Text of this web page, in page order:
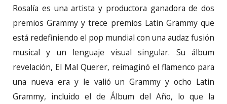
Rosalía es una artista y productora ganadora de dos
premios Grammy y trece premios Latin Grammy que
está redefiniendo el pop mundial con una audaz fusión
musical y un lenguaje visual singular. Su álbum
revelación, El Mal Querer, reimaginó el flamenco para
una nueva era y le valió un Grammy y ocho Latin
Grammy, incluido el de Álbum del Año, lo que la